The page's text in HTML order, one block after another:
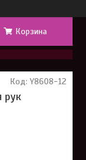
Корзина
рук
Код: Y8608-12